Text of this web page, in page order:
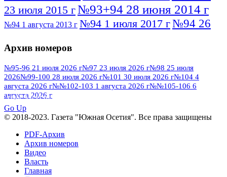
23 июля 2015 г№93+94 28 июня 2014 г
№94 1 августа 2013 г №94 1 июля 2017 г№94 26
№95 7 августа 2012 г
№95 28 июля 2016 г№95+96 3 августа
2013 г№96 6 июля 2017 г№96 9 августа
2012 г №96 28 июля 2015 г
№96+97 30 июля 2016 г
№97 11 августа 2012 г
№97 30 июля 2015 г
№98 2 августа 2016 г
августа 2013 г
Архив номеров
№95-96 21 июля 2026 г№97 23 июля 2026 г№98 25 июля
2026№99-100 28 июля 2026 г№101 30 июля 2026 г№104 4
августа 2026 г№№102-103 1 августа 2026 г№№105-106 6
августа 2026 г
ПОСМОТРЕТЬ ВСЕ
Go Up
© 2018-2023. Газета "Южная Осетия". Все права защищены
PDF-Архив
Архив номеров
Видео
Власть
Главная